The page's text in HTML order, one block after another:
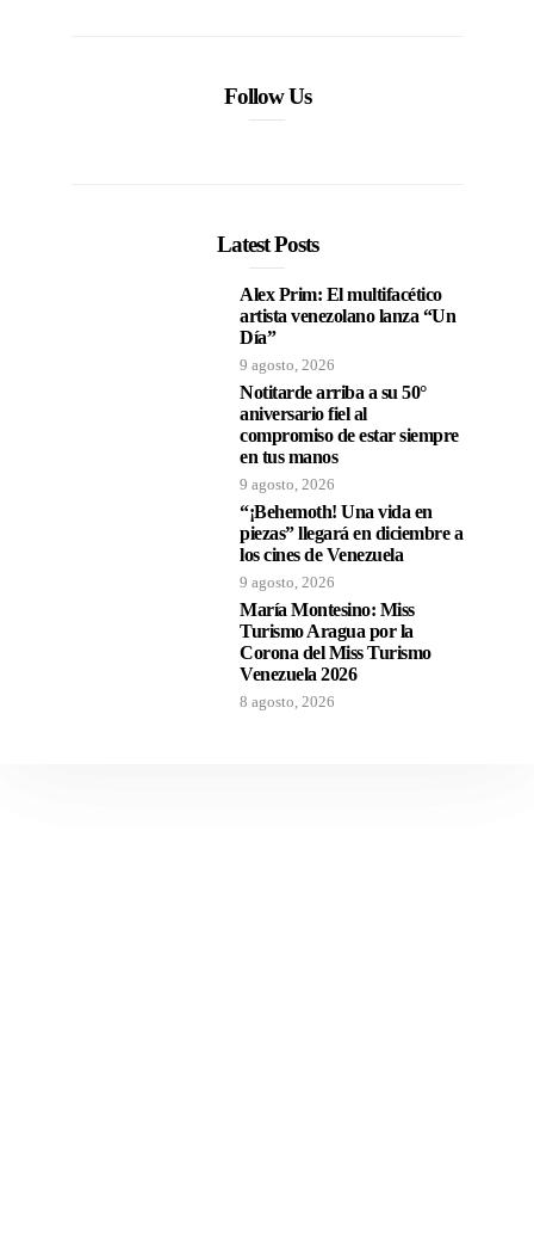
Follow Us
Latest Posts
Alex Prim: El multifacético
artista venezolano lanza “Un
Día”
9 agosto, 2026
Notitarde arriba a su 50°
aniversario fiel al
compromiso de estar siempre
en tus manos
9 agosto, 2026
“¡Behemoth! Una vida en
piezas” llegará en diciembre a
los cines de Venezuela
9 agosto, 2026
María Montesino: Miss
Turismo Aragua por la
Corona del Miss Turismo
Venezuela 2026
8 agosto, 2026